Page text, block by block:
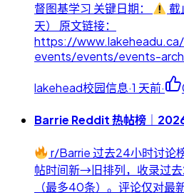
督图基学习 关键日期：
截
天） 原文链接：
https://
events/events/events-
lakehead校园信息·1 天前·
Barrie Reddit 热帖榜｜
r/Barrie 过去24小时讨论
帖时间新→旧排列，收录过
（最多40条）。评论仅对最